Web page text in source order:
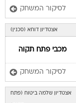
לסיקור המשחק
אצטדיון דוחא (סכנין)
מכבי פתח תקוה
לסיקור המשחק
אצטדיון שלמה ביטוח (פתח